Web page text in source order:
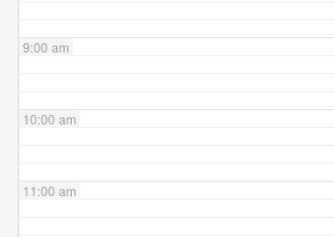
9:00 am
10:00 am
11:00 am